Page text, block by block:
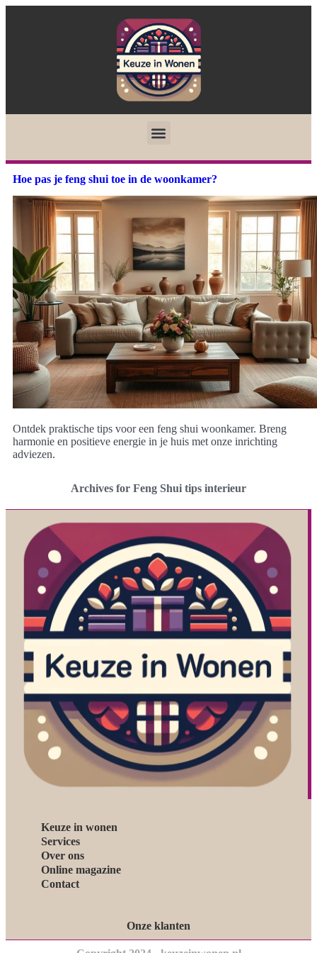
Hoe pas je feng shui toe in de woonkamer?
Ontdek praktische tips voor een feng shui woonkamer. Breng
harmonie en positieve energie in je huis met onze inrichting
adviezen.
Archives for Feng Shui tips interieur
Keuze in wonen
Services
Over ons
Online magazine
Contact
Onze klanten